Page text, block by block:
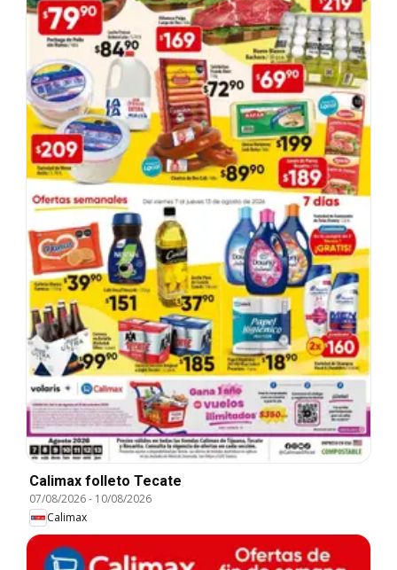
Calimax folleto Tecate
07/08/2026- 10/08/2026
Calimax